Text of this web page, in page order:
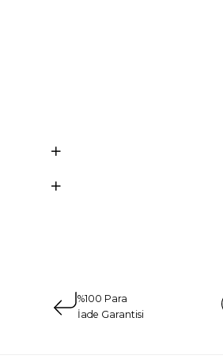
%100 Para
İade Garantisi